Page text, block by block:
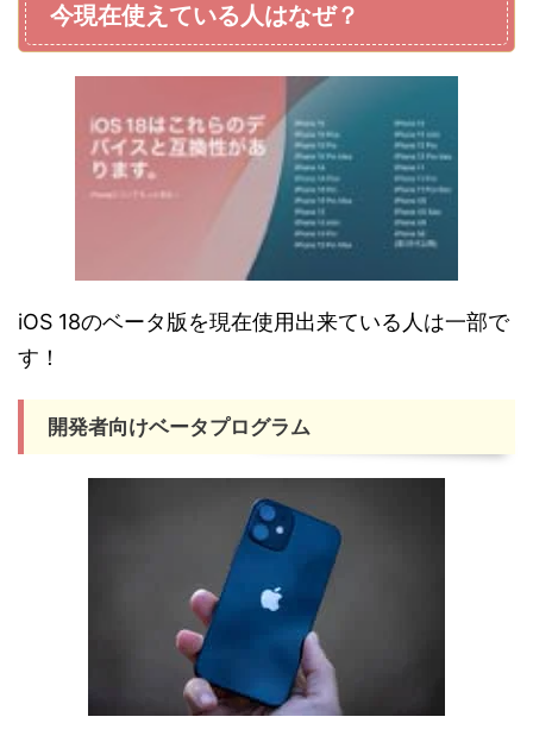
今現在使えている人はなぜ？
iOS 18のベータ版を現在使用出来ている人は一部で
す！
開発者向けベータプログラム